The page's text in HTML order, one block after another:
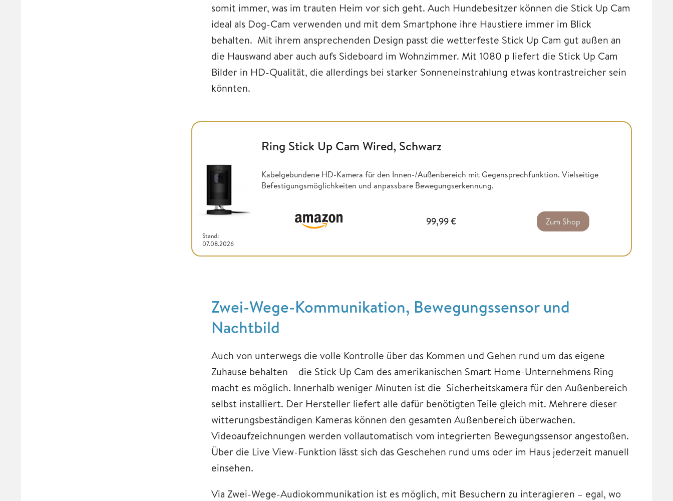
somit immer, was im trauten Heim vor sich geht. Auch Hundebesitzer können die Stick Up Cam
ideal als Dog-Cam verwenden und mit dem Smartphone ihre Haustiere immer im Blick
behalten. Mit ihrem ansprechenden Design passt die wetterfeste Stick Up Cam gut außen an
die Hauswand aber auch aufs Sideboard im Wohnzimmer. Mit 1080 p liefert die Stick Up Cam
Bilder in HD-Qualität, die allerdings bei starker Sonneneinstrahlung etwas kontrastreicher sein
könnten.
Stand:
07.08.2026
Ring Stick Up Cam Wired, Schwarz
Kabelgebundene HD-Kamera für den Innen-/Außenbereich mit Gegensprechfunktion. Vielseitige
Befestigungsmöglichkeiten und anpassbare Bewegungserkennung.
99,99€ Zum Shop
Zwei-Wege-Kommunikation, Bewegungssensor und
Nachtbild
Auch von unterwegs die volle Kontrolle über das Kommen und Gehen rund um das eigene
Zuhause behalten – die Stick Up Cam des amerikanischen Smart Home-Unternehmens Ring
macht es möglich. Innerhalb weniger Minuten ist die Sicherheitskamera für den Außenbereich
selbst installiert. Der Hersteller liefert alle dafür benötigten Teile gleich mit. Mehrere dieser
witterungsbeständigen Kameras können den gesamten Außenbereich überwachen.
Videoaufzeichnungen werden vollautomatisch vom integrierten Bewegungssensor angestoßen.
Über die Live View-Funktion lässt sich das Geschehen rund ums oder im Haus jederzeit manuell
einsehen.
Via Zwei-Wege-Audiokommunikation ist es möglich, mit Besuchern zu interagieren – egal, wo